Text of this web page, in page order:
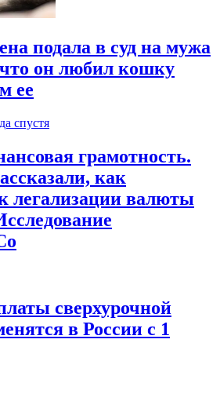
подала в суд на мужа
что он любил кошку
ее
спустя
грамотность.
как
легализации валюты
сверхурочной
в России с 1